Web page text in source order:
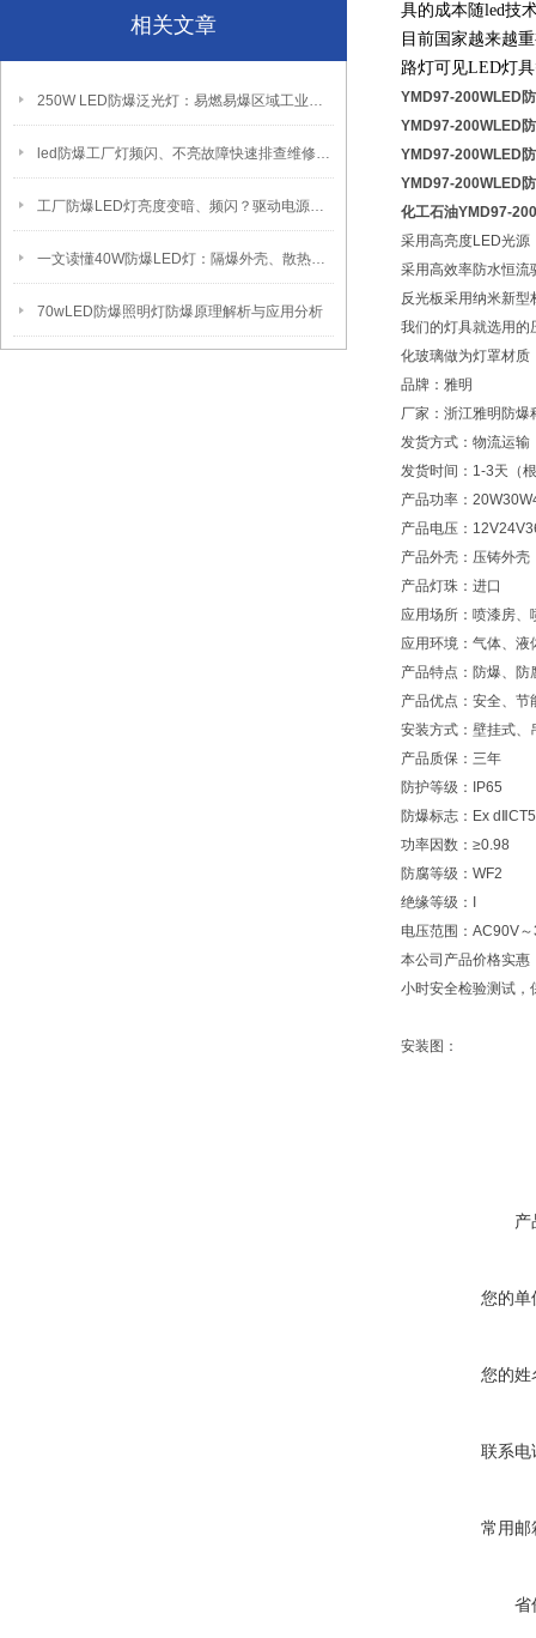
相关文章
250W LED防爆泛光灯：易燃易爆区域工业固定照明装置
led防爆工厂灯频闪、不亮故障快速排查维修方法
工厂防爆LED灯亮度变暗、频闪？驱动电源故障检修方法
一文读懂40W防爆LED灯：隔爆外壳、散热、防爆认证原理
70wLED防爆照明灯防爆原理解析与应用分析
具的成本随led技
目前国家越来越
路灯可见LED灯
YMD97-200WLED
YMD97-200WLED
YMD97-200WLED
YMD97-200WLED
化工石油YMD97-
采用高亮度LED光源
采用高效率防水恒流
反光板采用纳米新
我们的灯具就选用的
化玻璃做为灯罩材质
品牌：雅明
厂家：浙江雅明防爆
发货方式：物流运输
发货时间：1-3天（
产品功率：
产品电压：
产品外壳：压铸外壳
产品灯珠：进口
应用场所：喷漆房、
应用环境：气体、液
产品特点：防爆、防
产品优点：安全、
安装方式：壁挂式、
产品质保：三年
防护等级：IP65
防爆标志：Ex
功率因数：≥0.98
防腐等级：WF2
绝缘等级：I
电压范围：AC90V
本公司产品价格实惠
小时安全检验测试
安装图：
产
您的单
您的姓
联系电
常用邮
省